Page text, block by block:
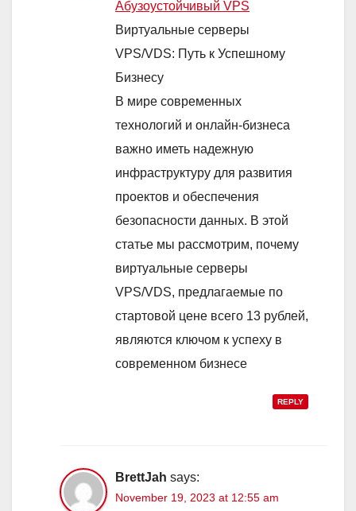
Абузоустойчивый VPS
Виртуальные серверы
VPS/VDS: Путь к Успешному
Бизнесу
В мире современных
технологий и онлайн-бизнеса
важно иметь надежную
инфраструктуру для развития
проектов и обеспечения
безопасности данных. В этой
статье мы рассмотрим, почему
виртуальные серверы
VPS/VDS, предлагаемые по
стартовой цене всего 13 рублей,
являются ключом к успеху в
современном бизнесе
REPLY
BrettJah says:
November 19, 2023 at 12:55 am